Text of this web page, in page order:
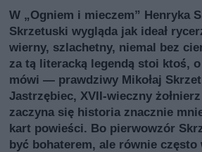
W „Ogniem i mieczem” Henryka
Skrzetuski wygląda jak ideał
wierny, szlachetny, niemal bez
za tą literacką legendą stoi ktoś,
mówi — prawdziwy Mikołaj
Jastrzębiec, XVII‑wieczny
zaczyna się historia znacznie
kart powieści. Bo pierwowzór
być bohaterem, ale równie często